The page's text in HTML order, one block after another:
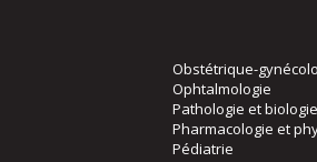
Obstétrique-
Ophtalmologie
Pathologie et
Pharmacologie et
Pédiatrie